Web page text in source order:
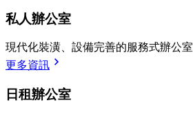
私人辦公室
現代化裝潢、設備完善的服務式辦公室
更多資訊
日租辦公室